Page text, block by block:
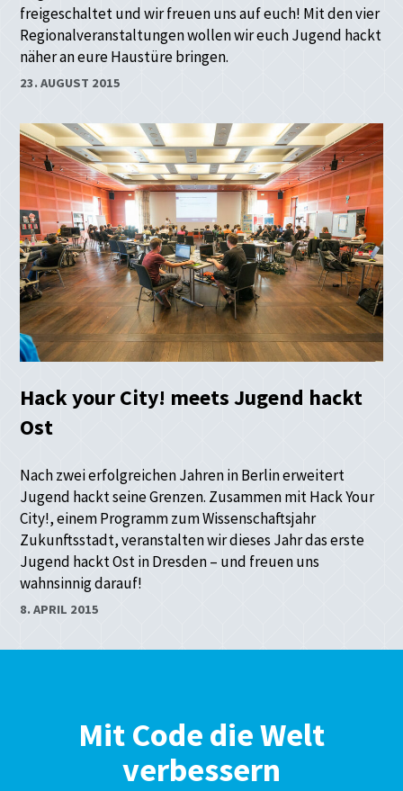
freigeschaltet und wir freuen uns auf euch! Mit den vier
Regionalveranstaltungen wollen wir euch Jugend hackt
näher an eure Haustüre bringen.
23. AUGUST 2015
Hack your City! meets Jugend hackt
Ost
Nach zwei erfolgreichen Jahren in Berlin erweitert
Jugend hackt seine Grenzen. Zusammen mit Hack Your
City!, einem Programm zum Wissenschaftsjahr
Zukunftsstadt, veranstalten wir dieses Jahr das erste
Jugend hackt Ost in Dresden – und freuen uns
wahnsinnig darauf!
8. APRIL 2015
Mit Code die Welt
verbessern